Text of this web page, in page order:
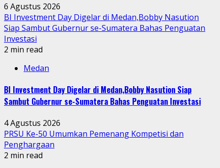
6 Agustus 2026
BI Investment Day Digelar di Medan,Bobby Nasution
Siap Sambut Gubernur se-Sumatera Bahas Penguatan
Investasi
2 min read
Medan
BI Investment Day Digelar di Medan,Bobby Nasution Siap
Sambut Gubernur se-Sumatera Bahas Penguatan Investasi
4 Agustus 2026
PRSU Ke-50 Umumkan Pemenang Kompetisi dan
Penghargaan
2 min read